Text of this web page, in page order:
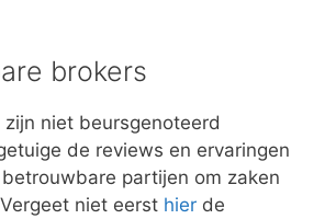
brokers
niet beursgenoteerd
de reviews en ervaringen
partijen om zaken
niet eerst hier de